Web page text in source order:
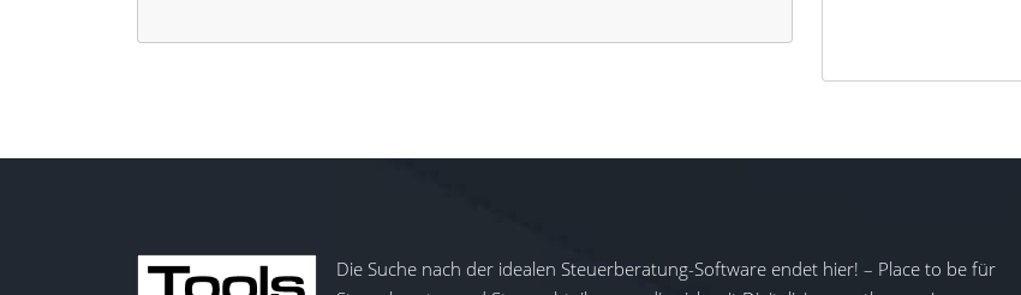
Die Suche nach der idealen Steuerberatung-Software endet hier! – Place to be für